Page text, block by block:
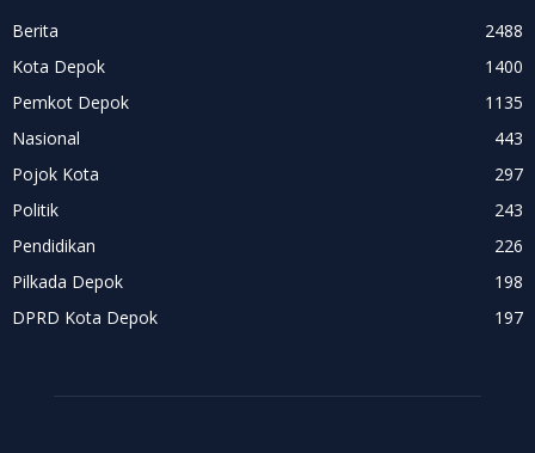
Berita
2488
Kota Depok
1400
Pemkot Depok
1135
Nasional
443
Pojok Kota
297
Politik
243
Pendidikan
226
Pilkada Depok
198
DPRD Kota Depok
197